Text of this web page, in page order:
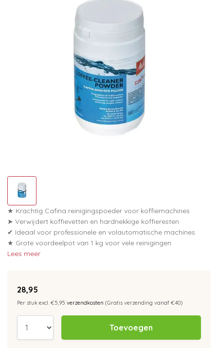
★ Krachtig Cafina reinigingspoeder voor koffiemachines
➤ Verwijdert koffievetten en hardnekkige koffieresten
✔ Ideaal voor professionele en volautomatische machines
★ Grote voordeelpot van 1 kg voor vele reinigingen
Lees meer
28,95
Per stuk excl. €5,95 verzendkosten (Gratis verzending vanaf €40)
Toevoegen